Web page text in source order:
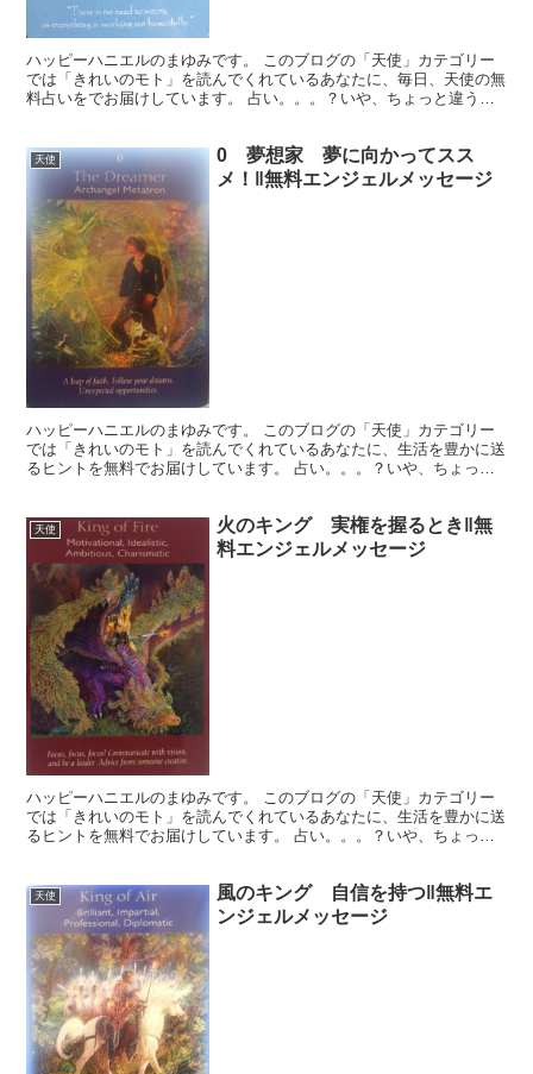
ハッピーハニエルのまゆみです。 このブログの「天使」カテゴリー
では「きれいのモト」を読んでくれているあなたに、毎日、天使の無
料占いをでお届けしています。 占い。。。？いや、ちょっと違うか
天使
0 夢想家 夢に向かってスス
メ！‖無料エンジェルメッセージ
ハッピーハニエルのまゆみです。 このブログの「天使」カテゴリー
では「きれいのモト」を読んでくれているあなたに、生活を豊かに送
るヒントを無料でお届けしています。 占い。。。？いや、ちょっと
天使
火のキング 実権を握るとき‖無
料エンジェルメッセージ
ハッピーハニエルのまゆみです。 このブログの「天使」カテゴリー
では「きれいのモト」を読んでくれているあなたに、生活を豊かに送
るヒントを無料でお届けしています。 占い。。。？いや、ちょっと
天使
風のキング 自信を持つ‖無料エ
ンジェルメッセージ